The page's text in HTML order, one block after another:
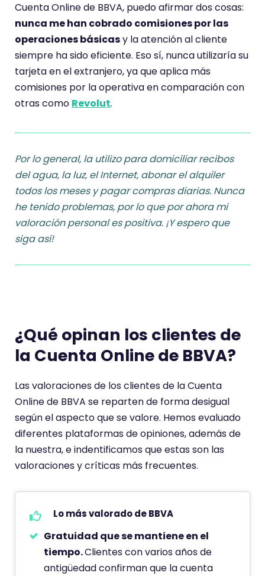
Cuenta Online de BBVA, puedo afirmar dos cosas:
nunca me han cobrado comisiones por las
operaciones básicasy la atención al cliente
siempre ha sido eficiente. Eso sí, nunca utilizaría su
tarjeta en el extranjero, ya que aplica más
comisiones por la operativa en comparación con
otras como Revolut.
Por lo general, la utilizo para domiciliar recibos
del agua, la luz, el Internet, abonar el alquiler
todos los meses y pagar compras diarias. Nunca
he tenido problemas, por lo que por ahora mi
valoración personal es positiva. ¡Y espero que
siga así!
¿Qué opinan los clientes de
la Cuenta Online de BBVA?
Las valoraciones de los clientes de la Cuenta
Online de BBVA se reparten de forma desigual
según el aspecto que se valore. Hemos evaluado
diferentes plataformas de opiniones, además de
la nuestra, e indentificamos que estas son las
valoraciones y críticas más frecuentes.
Lo más valorado de BBVA
Gratuidad que se mantiene en el
tiempo.Clientes con varios años de
antigüedad confirman que la cuenta